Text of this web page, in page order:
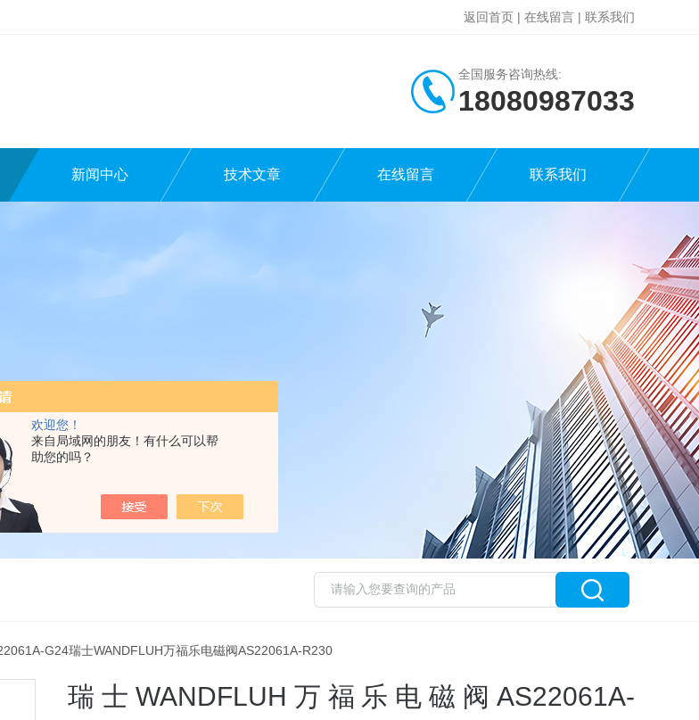
欢迎您！
来自局域网的朋友！有什么可以帮
助您的吗？
返回首页 | 在线留言 | 联系我们
全国服务咨询热线:
18080987033
新闻中心 技术文章 在线留言 联系我们
G24瑞士WANDFLUH万福乐电磁阀AS22061A-R230
瑞士WANDFLUH万福乐电磁阀AS22061A-